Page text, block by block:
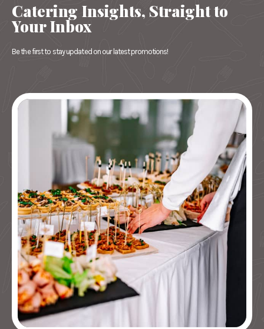
Catering Insights, Straight to
Your Inbox
Be the first to stay updated on our latest promotions!